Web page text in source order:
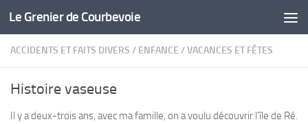
Skip to content
Le Grenier de Courbevoie
ACCIDENTS ET FAITS DIVERS / ENFANCE /VACANCES ET FÊTES
Histoire vaseuse
Il y a deux-trois ans, avec ma famille, on a voulu découvrir l’île de Ré.